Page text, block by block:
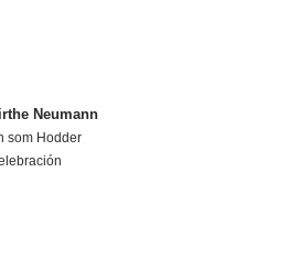
Neumann
som Hodder